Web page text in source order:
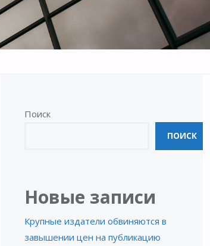
Поиск
ПОИСК
Новые записи
Крупные издатели обвиняются в
завышении цен на публикацию